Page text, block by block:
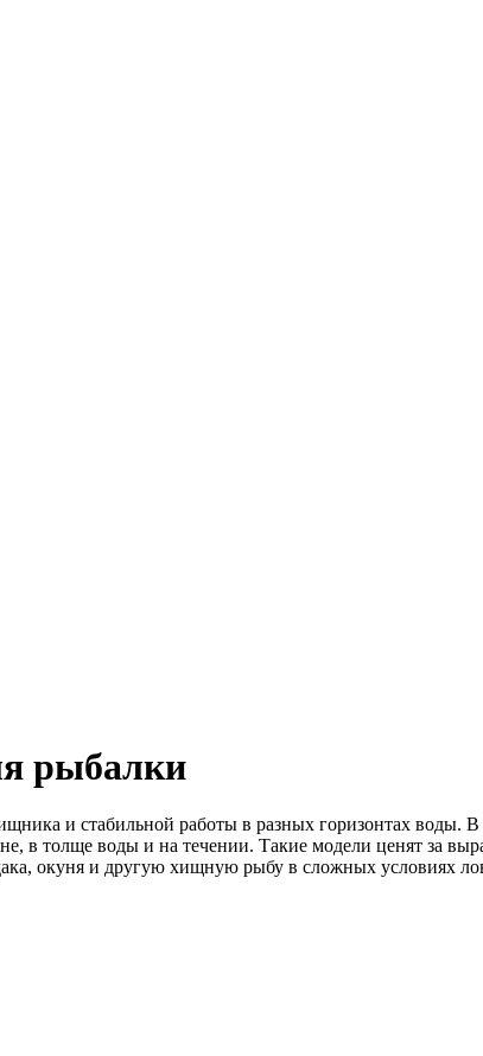
рыбалки
и стабильной работы в разных горизонтах
в толще воды и на течении. Такие модели ценят за
окуня и другую хищную рыбу в сложных условиях